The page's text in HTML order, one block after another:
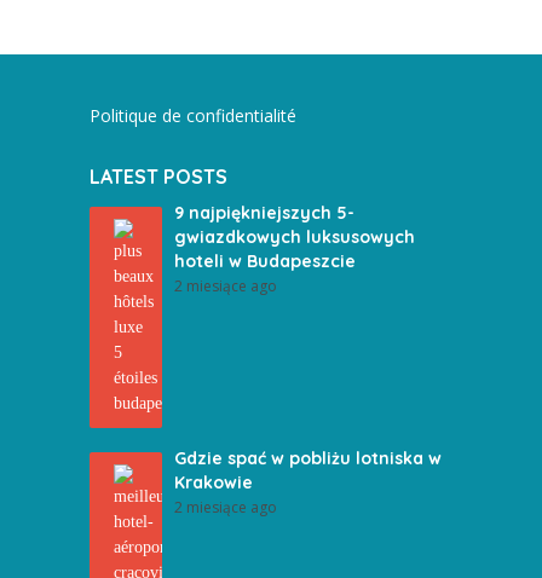
Politique de confidentialité
LATEST POSTS
9 najpiękniejszych 5-
gwiazdkowych luksusowych
hoteli w Budapeszcie
2 miesiące ago
Gdzie spać w pobliżu lotniska w
Krakowie
2 miesiące ago